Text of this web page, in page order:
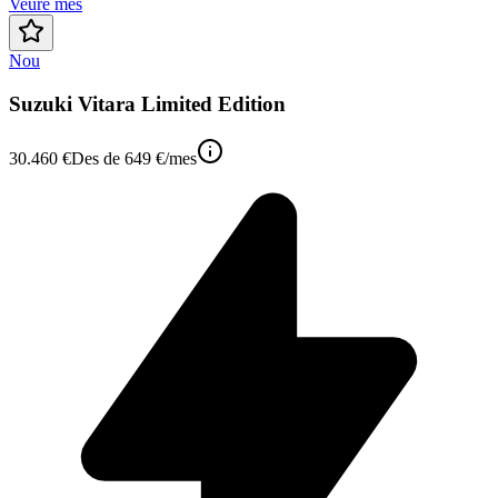
Veure més
Nou
Suzuki Vitara Limited Edition
30.460 €Des de 649 €/mes